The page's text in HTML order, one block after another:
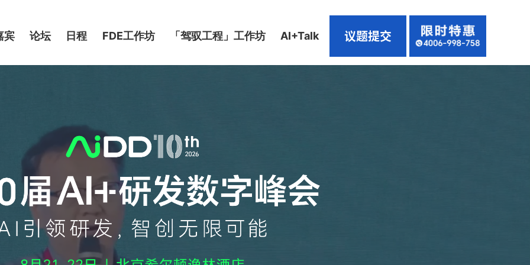
宾 论坛 日程 FDE工作坊 「驾驭工程」工作坊 AI+Talk 议题提交